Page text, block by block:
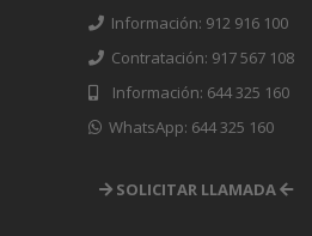
Información: 912 916 100
Contratación: 917 567 108
Información: 644 325 160
WhatsApp: 644 325 160
SOLICITAR LLAMADA